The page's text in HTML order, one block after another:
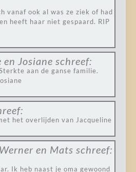
vanaf ook al was ze ziek of had
heeft haar niet gespaard. RIP
en Josiane schreef:
aan de ganse familie.
het overlijden van Jacqueline
en Mats schreef:
Ik heb naast je oma gewoond